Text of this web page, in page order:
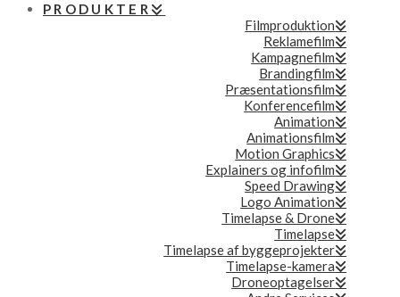
PRODUKTER
Filmproduktion
Reklamefilm
Kampagnefilm
Brandingfilm
Præsentationsfilm
Konferencefilm
Animation
Animationsfilm
Motion Graphics
Explainers og infofilm
Speed Drawing
Logo Animation
Timelapse & Drone
Timelapse
Timelapse af byggeprojekter
Timelapse-kamera
Droneoptagelser